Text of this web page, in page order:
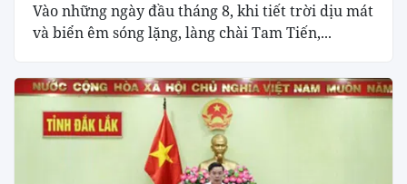
Vào những ngày đầu tháng 8, khi tiết trời dịu mát
và biển êm sóng lặng, làng chài Tam Tiến,...